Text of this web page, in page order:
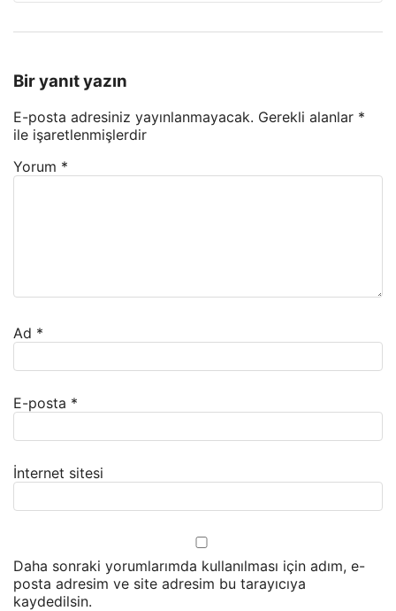
Bir yanıt yazın
E-posta adresiniz yayınlanmayacak. Gerekli alanlar *
ile işaretlenmişlerdir
Yorum *
Ad *
E-posta *
İnternet sitesi
Daha sonraki yorumlarımda kullanılması için adım, e-
posta adresim ve site adresim bu tarayıcıya
kaydedilsin.